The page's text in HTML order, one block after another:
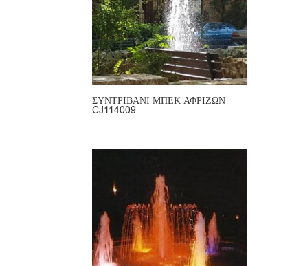
ΣΥΝΤΡΙΒΑΝΙ ΜΠΕΚ ΑΦΡΙΖΩΝ
CJ114009